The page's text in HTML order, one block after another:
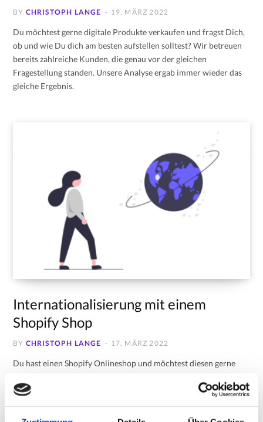
BY CHRISTOPH LANGE 19. MÄRZ 2022
Du möchtest gerne digitale Produkte verkaufen und fragst Dich,
ob und wie Du dich am besten aufstellen solltest? Wir betreuen
bereits zahlreiche Kunden, die genau vor der gleichen
Fragestellung standen. Unsere Analyse ergab immer wieder das
gleiche Ergebnis.
Internationalisierung mit einem
Shopify Shop
BY CHRISTOPH LANGE 17. MÄRZ 2022
Du hast einen Shopify Onlineshop und möchtest diesen gerne
um eine Shopify-Übersetzungsapp herum kommen. Shopify selbst
stößt man recht schnell an seine Grenzen.